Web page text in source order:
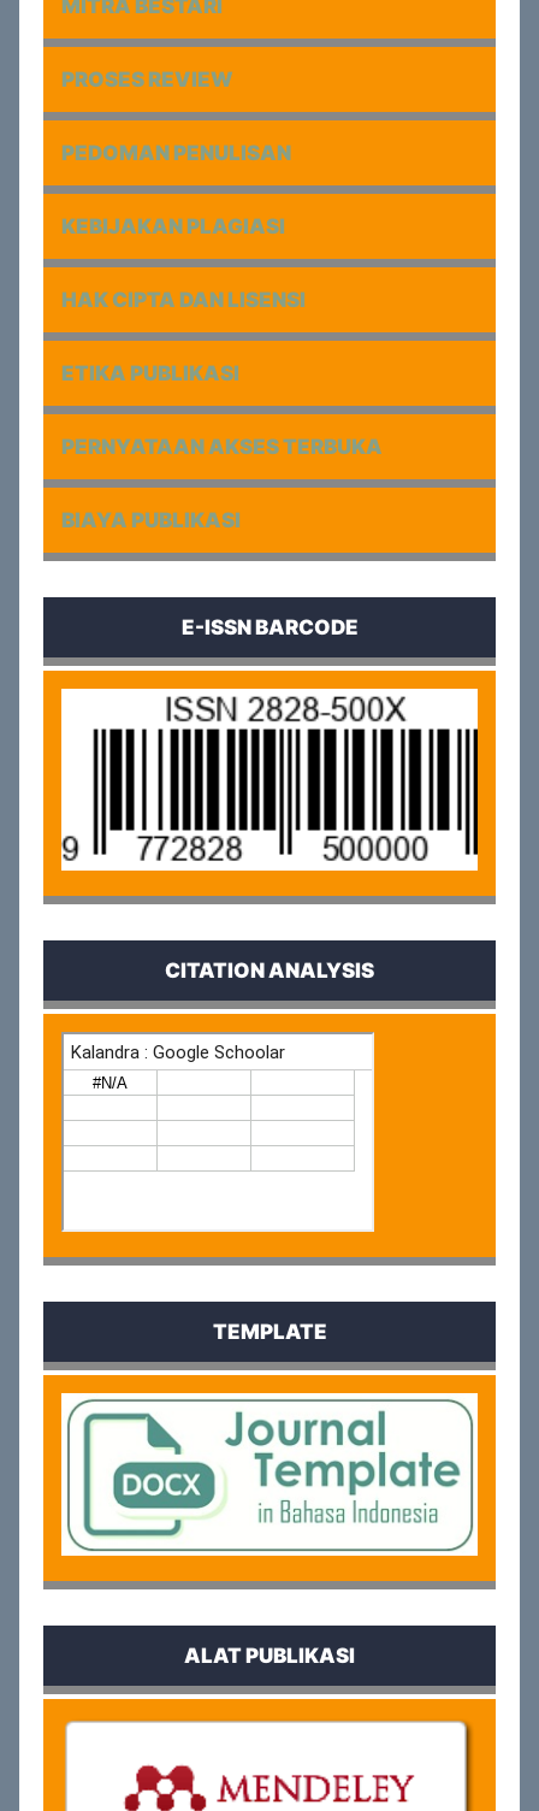
MITRA BESTARI
PROSES REVIEW
PEDOMAN PENULISAN
KEBIJAKAN PLAGIASI
HAK CIPTA DAN LISENSI
ETIKA PUBLIKASI
PERNYATAAN AKSES TERBUKA
BIAYA PUBLIKASI
E-ISSN BARCODE
CITATION ANALYSIS
TEMPLATE
ALAT PUBLIKASI